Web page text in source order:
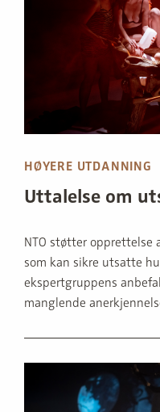
HØYERE UTDANNING
Uttalelse om
NTO støtter
som kan sikre utsatte
ekspert­gruppens
manglende